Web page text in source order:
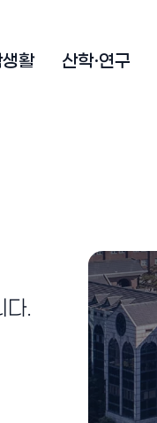
활 산학·연구
다.